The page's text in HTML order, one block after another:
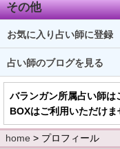
その他
お気に入り占い師に登録
占い師のブログを見る
バランガン所属占い師
BOXはご利用いただけま
home > プロフィール